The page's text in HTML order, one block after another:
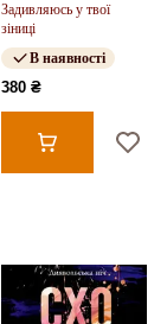
Задивляюсь у твої
зіниці
В наявності
380 ₴